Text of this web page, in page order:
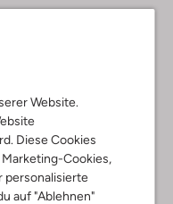
Website.
Diese Cookies
Cookies,
personalisierte
auf "Ablehnen"